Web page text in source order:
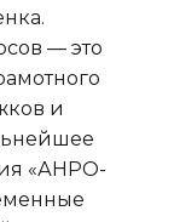
— это
и
«АНРО-